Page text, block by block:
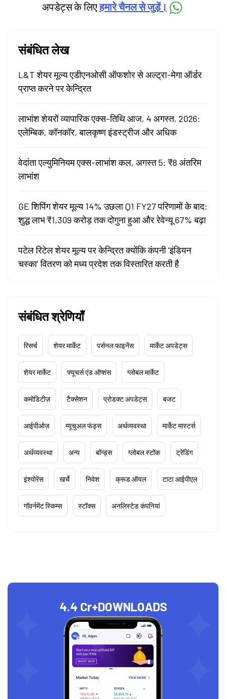
अपडेट्स के लिएहमारे चैनल से जुड़ें।
संबंधित लेख
L&T शेयर मूल्य एडीएनओसी ऑफशोर से अल्ट्रा-मेगा ऑर्डर
प्राप्त करने पर केन्द्रित
लाभांश शेयरों व्यापारिक एक्स-तिथि आज, 4 अगस्त, 2026:
एलेम्बिक, कॉनकॉर, बालकृष्ण इंडस्ट्रीज और अधिक
वेदांता एल्युमिनियम एक्स-लाभांश कल, अगस्त 5: ₹8 अंतरिम
लाभांश
GE शिपिंग शेयर मूल्य 14% उछला Q1 FY27 परिणामों के बाद:
शुद्ध लाभ ₹1,309 करोड़ तक दोगुना हुआ और रेवेन्यू 67% बढ़ा
पटेल रिटेल शेयर मूल्य पर केन्द्रित क्योंकि कंपनी 'इंडियन
चस्का' वितरण को मध्य प्रदेश तक विस्तारित करती है
संबंधित श्रेणियाँ
रिसर्च शेयर मार्केट पर्सनल फाइनेंस मार्केट अपडेट्स
शेयर मार्केट फ्यूचर्स एंड ऑप्शंस ग्लोबल मार्केट
कमोडिटीज़ टैक्सेशन प्रोडक्ट अपडेट्स बजट
आईपीओज़ म्यूचुअल फंड्स अर्थव्यवस्था मार्केट मास्टर्स
अर्थव्यवस्था अन्य बॉन्ड्स ग्लोबल स्टॉक ट्रेडिंग
इंश्योरेंस खर्चे निवेश क्रूड ऑयल टाटा आईपीएल
गॉवर्नमेंट स्किम्स स्टॉक्स अनलिस्टेड कंपनियां
4.4 Cr+DOWNLOADS